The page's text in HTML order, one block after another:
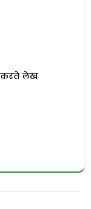
करते लेख